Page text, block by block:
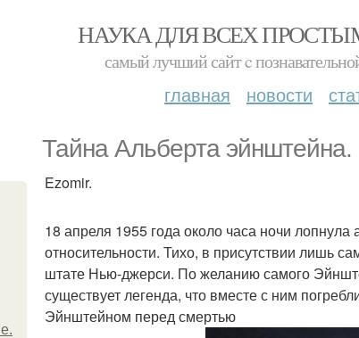
НАУКА ДЛЯ ВСЕХ
самый лучший сайт c
главная новости
Тайна Альберта эйнштейна.
Ezomir.
18 апреля 1955 года около часа ночи
относительности. Тихо, в присутствии лишь
штате Нью-джерси. По желанию самого
существует легенда, что вместе с ним
Эйнштейном перед смертью